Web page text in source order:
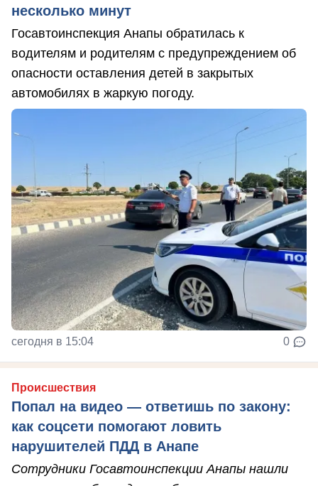
несколько минут
Госавтоинспекция Анапы обратилась к
водителям и родителям с предупреждением об
опасности оставления детей в закрытых
автомобилях в жаркую погоду.
сегодня в 15:04 0
Происшествия
Попал на видео — ответишь по закону:
как соцсети помогают ловить
нарушителей ПДД в Анапе
Сотрудники Госавтоинспекции Анапы нашли